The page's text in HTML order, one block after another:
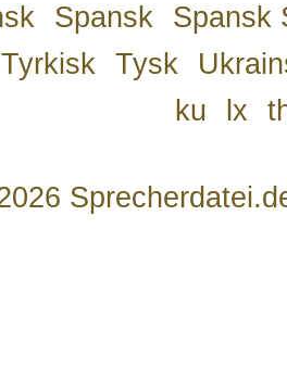
Spansk
Spansk
Tyrkisk Tysk
ku
lx